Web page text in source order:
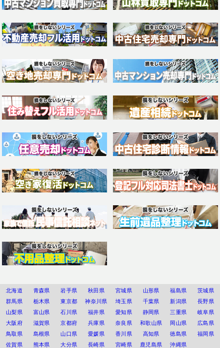
北海道 青森県 岩手県 秋田県 宮城県 山形県 福島県
茨城県
群馬県
栃木県 東京都 神奈川県 埼玉県 千葉県 新潟県
長野県
山梨県
富山県 石川県 福井県 愛知県 静岡県 三重県
岐阜県
大阪府
滋賀県 京都府 兵庫県 奈良県 和歌山県 岡山県
広島県
鳥取県
島根県 山口県 愛媛県 香川県 高知県 徳島県
福岡県
佐賀県
熊本県 大分県 長崎県 宮崎県 鹿児島県 沖縄県